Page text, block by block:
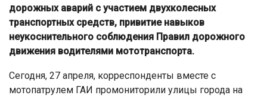
дорожных аварий с участием двухколесных
транспортных средств, привитие навыков
неукоснительного соблюдения Правил дорожного
движения водителями мототранспорта.
Сегодня, 27 апреля, корреспонденты вместе с
мотопатрулем ГАИ промониторили улицы города на